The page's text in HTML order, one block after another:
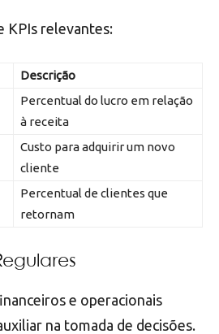
KPIs relevantes:
Descrição
Percentual do lucro em relação
à receita
Custo para adquirir um novo
cliente
Percentual de clientes que
retornam
e operacionais
na tomada de decisões.